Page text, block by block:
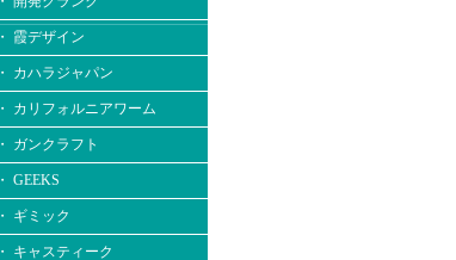
・ 霞デザイン
・ カハラジャパン
・ カリフォルニアワーム
・ ガンクラフト
・ GEEKS
・ ギミック
・ キャスティーク